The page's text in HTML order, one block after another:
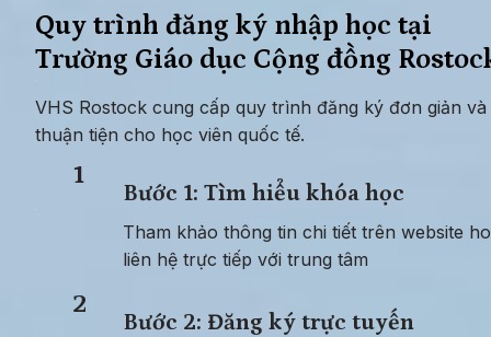
Quy trình đăng ký nhập học tại
Trường Giáo dục Cộng đồng
VHS Rostock cung cấp quy trình đăng ký đơn giản và
thuận tiện cho học viên quốc tế.
1
Bước 1: Tìm hiểu khóa học
Tham khảo thông tin chi tiết trên website
liên hệ trực tiếp với trung tâm
2
Bước 2: Đăng ký trực tuyến